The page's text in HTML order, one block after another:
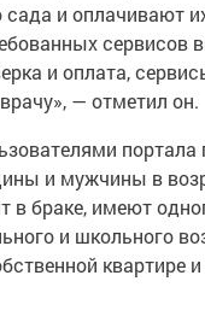
сада и оплачивают
сервисов
и оплата,
— отметил он.
портала
и мужчины в
в браке, имеют
и школьного
квартире